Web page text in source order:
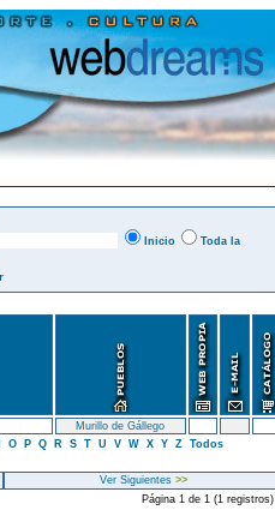
Inicio
Toda la
Murillo de Gállego
O P Q R S T U V W X Y Z Todos
Ver Siguientes >>
Página 1 de 1 (1 registros)